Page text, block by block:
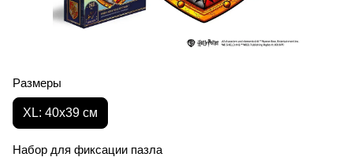
Размеры
XL: 40х39 см
Набор для фиксации пазла